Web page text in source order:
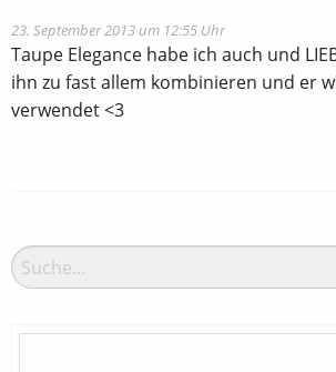
23. September 2013 um 12:55 Uhr
Taupe Elegance habe ich auch und
ihn zu fast allem kombinieren und er
verwendet <3